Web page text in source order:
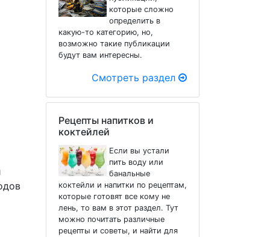
которые сложно
определить в
какую-то категорию, но,
возможно такие публикации
будут вам интересны.
Смотреть раздел
Рецепты напитков и
коктейлей
Если вы устали
пить воду или
банальные
коктейли и напитки по рецептам,
которые готовят все кому не
лень, то вам в этот раздел. Тут
можно почитать различные
рецепты и советы, и найти для